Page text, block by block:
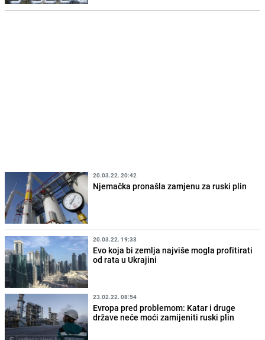
20.03.22. 20:42
Njemačka pronašla zamjenu za ruski plin
20.03.22. 19:33
Evo koja bi zemlja najviše mogla profitirati
od rata u Ukrajini
23.02.22. 08:54
Evropa pred problemom: Katar i druge
države neće moći zamijeniti ruski plin